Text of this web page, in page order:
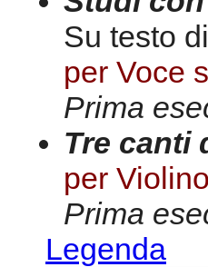
Su testo
per Voce
Prima
Tre canti
per
Prima
Legenda